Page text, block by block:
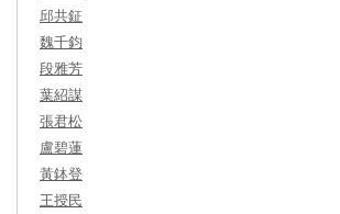
邱共鉦
魏千鈞
段雅芳
葉紹謀
張君松
盧碧蓮
黃鉢登
王授民